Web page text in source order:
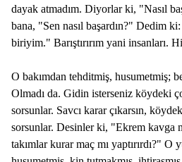
dayak atmadım. Diyorlar ki, "Nasıl
bana, "Sen nasıl başardın?" Dedim
biriyim." Barıştırırım yani insanları.
O bakımdan tehditmiş, husumetmiş;
Olmadı da. Gidin isterseniz köydeki
sorsunlar. Savcı karar çıkarsın,
sorsunlar. Desinler ki, "Ekrem kavga
takımlar kurar maç mı yaptırırdı?" O